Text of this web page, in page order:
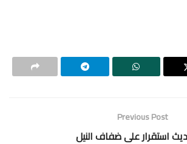
Previous Post
استقرار على ضفاف النيل